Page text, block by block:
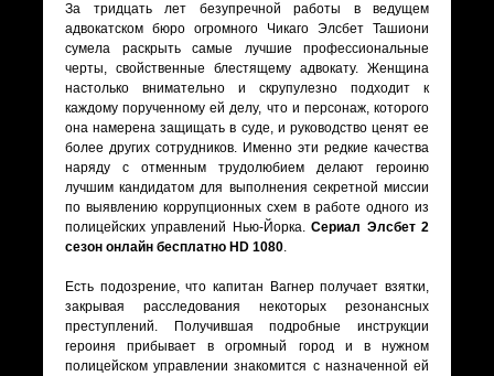
За тридцать лет безупречной работы в ведущем
адвокатском бюро огромного Чикаго Элсбет Ташиони
сумела раскрыть самые лучшие профессиональные
черты, свойственные блестящему адвокату. Женщина
настолько внимательно и скрупулезно подходит к
каждому порученному ей делу, что и персонаж, которого
она намерена защищать в суде, и руководство ценят ее
более других сотрудников. Именно эти редкие качества
наряду с отменным трудолюбием делают героиню
лучшим кандидатом для выполнения секретной миссии
по выявлению коррупционных схем в работе одного из
полицейских управлений Нью-Йорка.Сериал Элсбет 2
сезон онлайн бесплатно HD 1080.
Есть подозрение, что капитан Вагнер получает взятки,
закрывая расследования некоторых резонансных
преступлений. Получившая подробные инструкции
героиня прибывает в огромный город и в нужном
полицейском управлении знакомится с назначенной ей